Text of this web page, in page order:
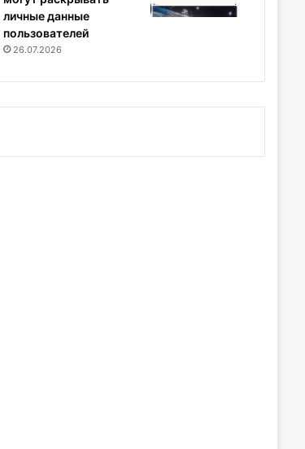
личные данные
пользователей
26.07.2026